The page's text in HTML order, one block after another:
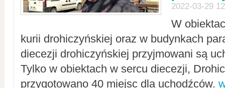
2022-03-29
W
kurii drohiczyńskiej oraz w budynkach
diecezji drohiczyńskiej przyjmowani są
Tylko w obiektach w sercu diecezji,
przygotowano 40 miejsc dla uchodźców.